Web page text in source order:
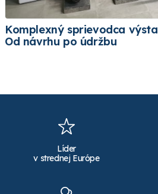
Komplexný sprievodca
Od návrhu po údržbu
Líder
v strednej Európe